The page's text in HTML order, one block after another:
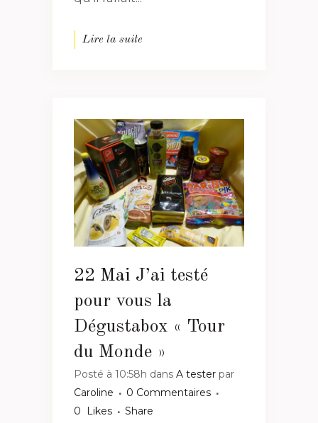
Lire la suite
22 Mai J’ai testé
pour vous la
Dégustabox « Tour
du Monde »
Posté à 10:58h dans A tester par
Caroline
0 Commentaires
0
Likes Share